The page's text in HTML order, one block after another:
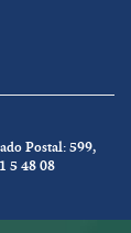
Postal: 599,
5 48 08